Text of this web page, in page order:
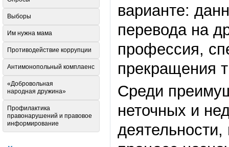
варианте:
перевода на
профессия,
прекращения
Среди
неточных и
Выборы
Им нужна мама
Противодействие коррупции
Антимонопольный комплаенс
«Добровольная
народная дружина»
Профилактика
правонарушений и правовое
информирование